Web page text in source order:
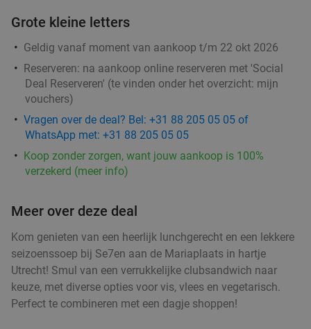
Verkocht: 357
35%
High tea (1,5 uur), shared brunch of ontbijt bij
Teds
Morgen
Zo Ma Di Wo
Do
Teds Utrecht Stadhuisplein
Utrecht 1 min.
41%
Thais 4-gangen keuzediner bij Mahanakorn in
hartje Utrecht
Grote kleine letters
Geldig vanaf moment van aankoop t/m 22 okt 2026
Reserveren: na aankoop online reserveren met 'Social
Deal Reserveren' (te vinden onder het overzicht: mijn
vouchers)
Vragen over de deal? Bel: +31 88 205 05 05 of
WhatsApp met: +31 88 205 05 05
Koop zonder zorgen, want jouw aankoop is 100%
verzekerd (meer info)
Meer over deze deal
Kom genieten van een heerlijk lunchgerecht en een lekkere
seizoenssoep bij Se7en aan de Mariaplaats in hartje
Utrecht! Smul van een verrukkelijke clubsandwich naar
keuze, met diverse opties voor vis, vlees en vegetarisch.
Perfect te combineren met een dagje shoppen!